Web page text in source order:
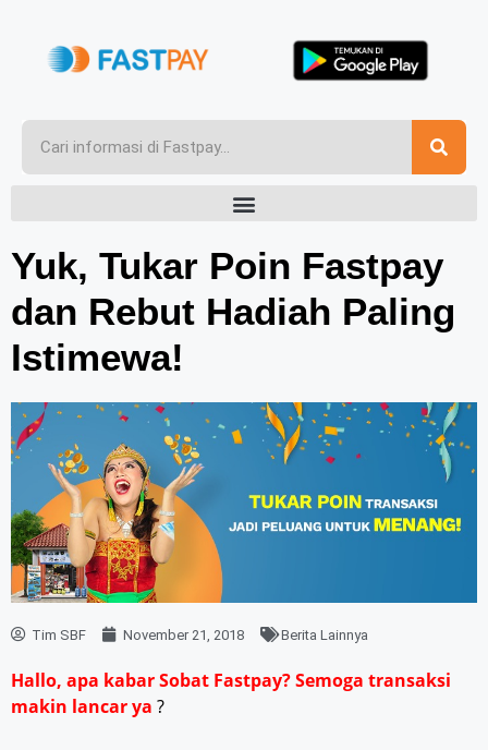
Yuk, Tukar Poin Fastpay
dan Rebut Hadiah Paling
Istimewa!
Tim SBF November 21, 2018 Berita Lainnya
Hallo, apa kabar Sobat Fastpay? Semoga transaksi
makin lancar ya ?